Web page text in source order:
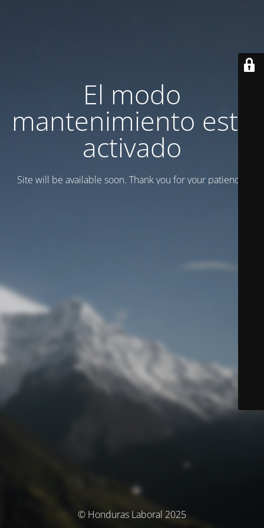
El modo
mantenimiento está
activado
Site will be available soon. Thank you for your patience!
© Honduras Laboral 2025